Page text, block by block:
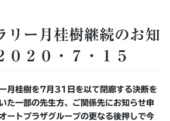
リー月桂樹継続のお知
０・７・１５
月桂樹を7月 31
日を以て閉廊する決断を
た一部の先生方、ご関係先にお知らせ申
ートプラザグループの更なる後押しで今